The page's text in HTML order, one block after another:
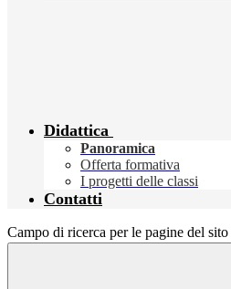
Didattica
Panoramica
Offerta formativa
I progetti delle classi
Contatti
Campo di ricerca per le pagine del sito